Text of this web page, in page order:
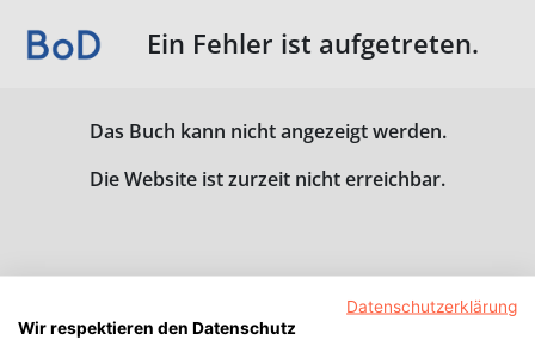
Ein Fehler ist aufgetreten.
Das Buch kann nicht angezeigt werden.
Die Website ist zurzeit nicht erreichbar.
Datenschutzerklärung
Wir respektieren den Datenschutz